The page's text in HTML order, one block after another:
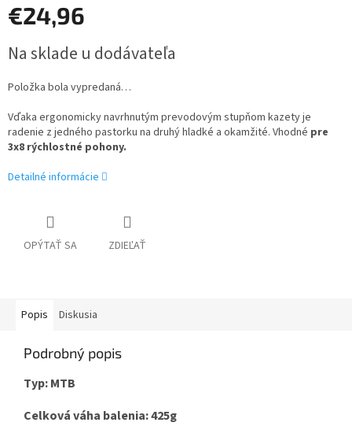
€24,96
cena:
Na sklade u dodávateľa
Položka bola vypredaná…
Vďaka ergonomicky navrhnutým prevodovým stupňom kazety je
radenie z jedného pastorku na druhý hladké a okamžité. Vhodné pre
3x8 rýchlostné pohony.
Detailné informácie
OPÝTAŤ SA ZDIEĽAŤ
Popis Diskusia
Podrobný popis
Typ: MTB
Celková váha balenia: 425g